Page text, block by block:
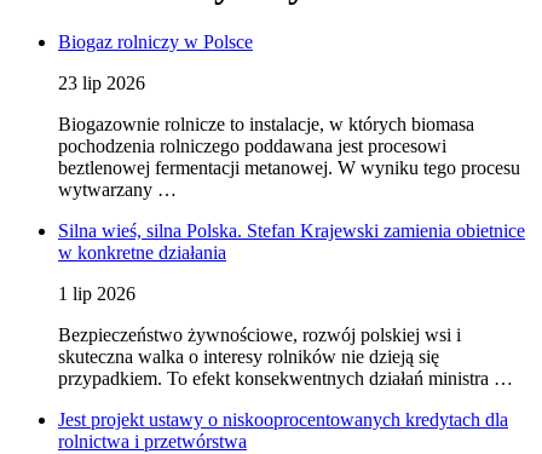
Biogaz rolniczy w Polsce
23 lip 2026
Biogazownie rolnicze to instalacje, w których biomasa
pochodzenia rolniczego poddawana jest procesowi
beztlenowej fermentacji metanowej. W wyniku tego procesu
wytwarzany …
Silna wieś, silna Polska. Stefan Krajewski zamienia obietnice
w konkretne działania
1 lip 2026
Bezpieczeństwo żywnościowe, rozwój polskiej wsi i
skuteczna walka o interesy rolników nie dzieją się
przypadkiem. To efekt konsekwentnych działań ministra …
Jest projekt ustawy o niskooprocentowanych kredytach dla
rolnictwa i przetwórstwa